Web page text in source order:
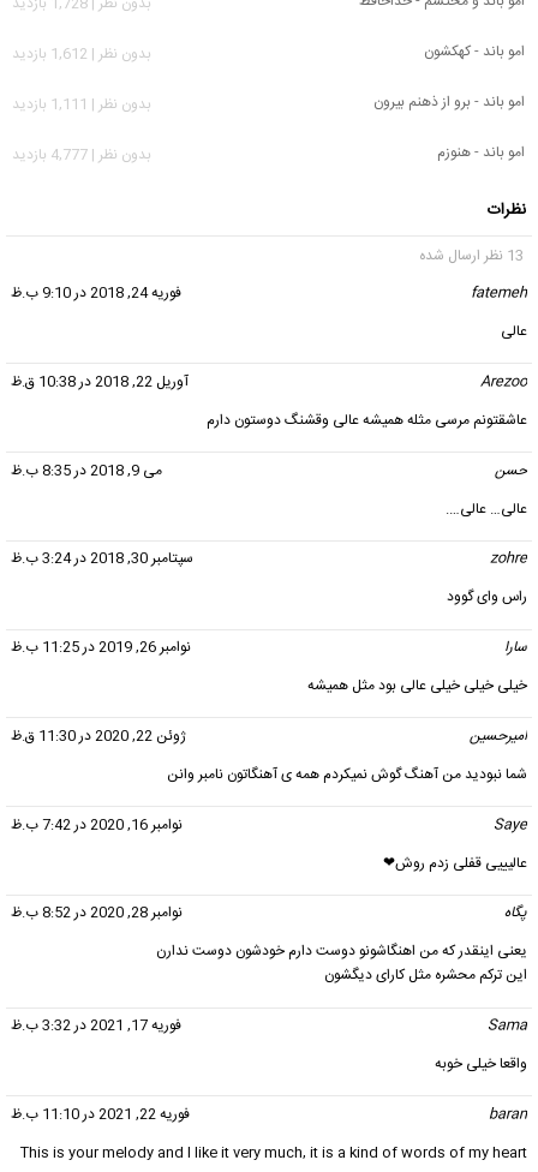
امو باند - کهکشون
بدون نظر | 1,612 بازدید
امو باند - برو از ذهنم بیرون
بدون نظر | 1,111 بازدید
امو باند - هنوزم
بدون نظر | 4,777 بازدید
نظرات
13 نظر ارسال شده
fatemeh
فوریه 24, 2018 در 9:10 ب.ظ
عالی
Arezoo
آوریل 22, 2018 در 10:38 ق.ظ
عاشقتونم مرسی مثله همیشه عالی وقشنگ دوستون دارم
حسن
می 9, 2018 در 8:35 ب.ظ
عالی… عالی….
zohre
سپتامبر 30, 2018 در 3:24 ب.ظ
راس وای گوود
سارا
نوامبر 26, 2019 در 11:25 ب.ظ
خیلی خیلی خیلی عالی بود مثل همیشه
امیرحسین
ژوئن 22, 2020 در 11:30 ق.ظ
شما نبودید من آهنگ گوش نمیکردم همه ی آهنگاتون نامبر وانن
Saye
نوامبر 16, 2020 در 7:42 ب.ظ
عالیییی قفلی زدم روش❤
پگاه
نوامبر 28, 2020 در 8:52 ب.ظ
یعنی اینقدر که من اهنگاشونو دوست دارم خودشون دوست ندارن
این ترکم محشره مثل کارای دیگشون
Sama
فوریه 17, 2021 در 3:32 ب.ظ
واقعا خیلی خوبه
baran
فوریه 22, 2021 در 11:10 ب.ظ
This is your melody and I like it very much, it is a kind of words of my heart